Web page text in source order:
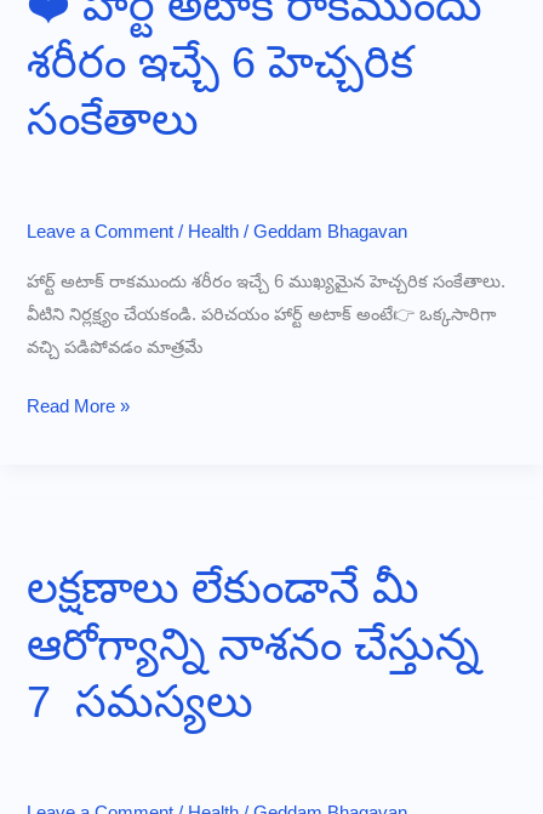
శరీరం ఇచ్చే 6 హెచ్చరిక
సంకేతాలు
Leave a Comment / Health/ Geddam Bhagavan
హార్ట్ అటాక్ రాకముందు శరీరం ఇచ్చే 6 ముఖ్యమైన హెచ్చరిక సంకేతాలు.
వీటిని నిర్లక్ష్యం చేయకండి. పరిచయం హార్ట్ అటాక్ అంటే👉 ఒక్కసారిగా
వచ్చి పడిపోవడం మాత్రమే
❤️
6
హెచ్చరిక
Read More »
లక్షణాలు లేకుండానే మీ
ఆరోగ్యాన్ని నాశనం చేస్తున్న
7 సమస్యలు